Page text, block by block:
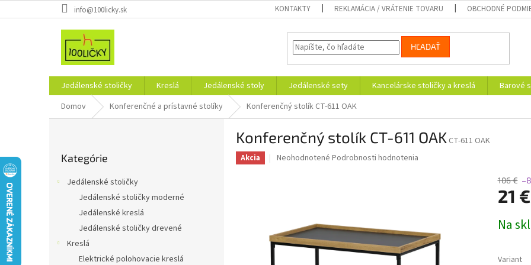
na
info@100licky.sk KONTAKTY REKLAMÁCIA / VRÁTENIE TOVARU OBCHODNÉ
HĽADAŤ
Jedálenské stoličky Kreslá Jedálenské stoly Jedálenské sety Kancelárske stoličky a kreslá Barové
Domov
Konferenčné a prístavné stolíky Konferenčný stolík CT-611 OAK
kategórie
Kategórie
Jedálenské stoličky
Jedálenské stoličky moderné
Jedálenské kreslá
Jedálenské stoličky drevené
Kreslá
Elektrické polohovacie kreslá
Konferenčný stolík CT-611 OAK CT-611 OAK
Akcia
Priemerné
hviezdičiek.
Neohodnotené Podrobnosti hodnotenia
106 €
21 €
cena:
Na
Variant